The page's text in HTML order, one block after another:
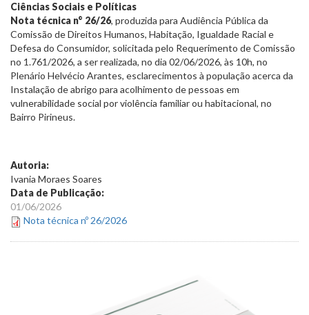
Ciências Sociais e Políticas
Nota técnica n° 26/26, produzida para Audiência Pública da
Comissão de Direitos Humanos, Habitação, Igualdade Racial e
Defesa do Consumidor, solicitada pelo Requerimento de Comissão
no 1.761/2026, a ser realizada, no dia 02/06/2026, às 10h, no
Plenário Helvécio Arantes, esclarecimentos à população acerca da
Instalação de abrigo para acolhimento de pessoas em
vulnerabilidade social por violência familiar ou habitacional, no
Bairro Pirineus.
Autoria:
Ivania Moraes Soares
Data de Publicação:
01/06/2026
Nota técnica nº 26/2026